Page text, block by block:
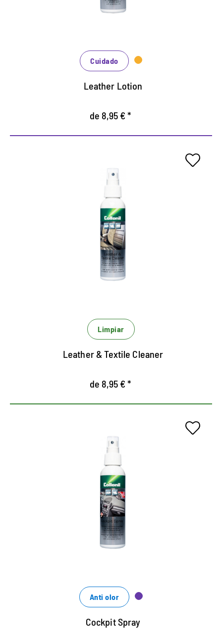
Nutre el cuero con aceites de alta calidad.
Cuidado
Leather Lotion
de 8,95 € *
Limpieza de alta calidad para
el interior del coche.
Especialmente desarrollado para los requisitos en
el interior del automóvil.
Para todas las superficies de cuero lisas, cuero
Limpiar
Leather & Textile Cleaner
de 8,95 € *
Atención especial para el
interior del coche.
Spray para la cabina, de alta calidad, para el
cuidado de todas las piezas de plástico, de
refresco de color.Anti olor
Cockpit Spray